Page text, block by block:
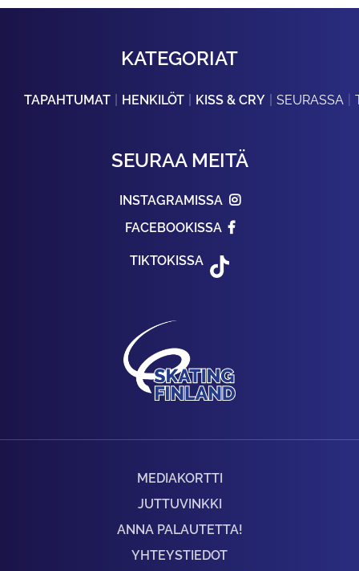
KATEGORIAT
TAPAHTUMAT HENKILÖT KISS & CRY SEURASSA
SEURAA MEITÄ
INSTAGRAMISSA
FACEBOOKISSA
TIKTOKISSA
MEDIAKORTTI
JUTTUVINKKI
ANNA PALAUTETTA!
YHTEYSTIEDOT